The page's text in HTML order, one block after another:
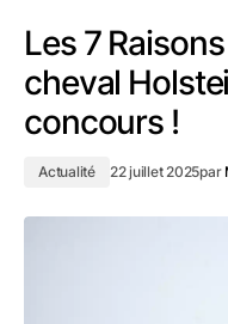
Les 7
cheval
concours !
Actualité 22 juillet 2025par